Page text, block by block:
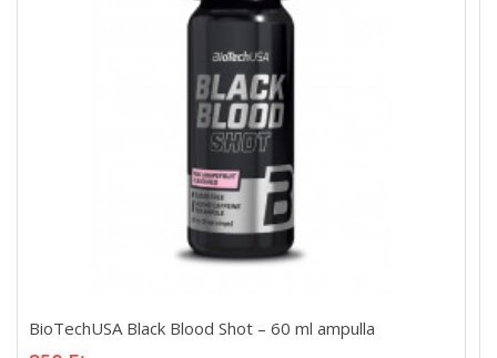
BioTechUSA Black Blood Shot – 60 ml ampulla
BioTechUSA Black Blood Shot – 60 ml ampulla